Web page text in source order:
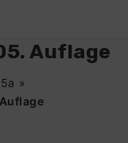
Auflage
»